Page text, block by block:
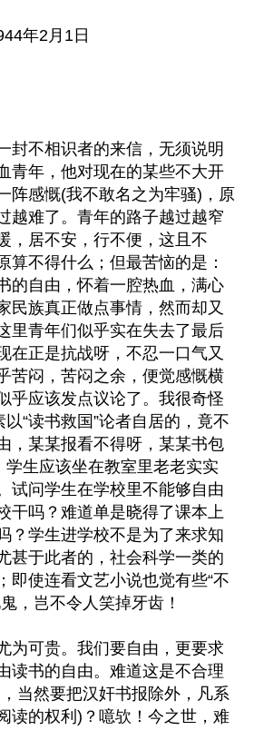
年2月1日
封不相识者的来信，无须说明
青年，他对现在的某些不大开
阵感慨(我不敢名之为牢骚)，原
越难了。青年的路子越过越窄
，居不安，行不便，这且不
算不得什么；但最苦恼的是：
的自由，怀着一腔热血，满心
民族真正做点事情，然而却又
里青年们似乎实在失去了最后
在正是抗战呀，不忍一口气又
苦闷，苦闷之余，便觉感慨横
乎应该发点议论了。我很奇怪
以“读书救国”论者自居的，竟不
，某某报看不得呀，某某书包
学生应该坐在教室里老老实实
试问学生在学校里不能够自由
干吗？难道单是晓得了课本上
？学生进学校不是为了来求知
甚于此者的，社会科学一类的
即使连看文艺小说也觉有些“不
，岂不令人笑掉牙齿！
为可贵。我们要自由，更要求
读书的自由。难道这是不合理
当然要把汉奸书报除外，凡系
读的权利)？噫欤！今之世，难